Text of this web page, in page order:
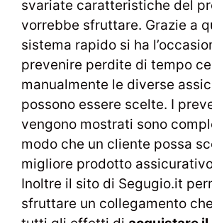
svariate caratteristiche del
vorrebbe sfruttare. Grazie a
sistema rapido si ha
prevenire perdite di tempo
manualmente le diverse
possono essere scelte. I
vengono mostrati sono
modo che un cliente possa
migliore prodotto
Inoltre il sito di Segugio.it
sfruttare un collegamento